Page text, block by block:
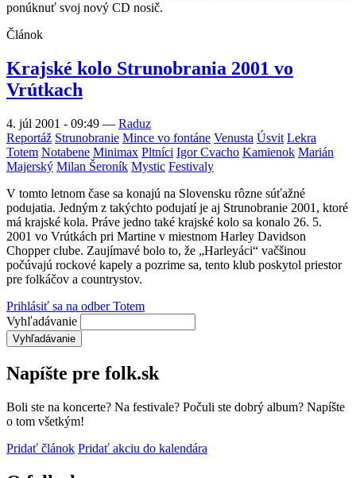
ponúknuť svoj nový CD nosič.
Článok
Krajské kolo Strunobrania 2001 vo
Vrútkach
4. júl 2001 - 09:49 — Raduz
Reportáž Strunobranie Mince vo fontáne Venusta Úsvit Lekra
Totem Notabene Minimax Pltníci Igor Cvacho Kamienok Marián
Majerský Milan Šeroník Mystic Festivaly
V tomto letnom čase sa konajú na Slovensku rôzne súťažné
podujatia. Jedným z takýchto podujatí je aj Strunobranie 2001, ktoré
má krajské kola. Práve jedno také krajské kolo sa konalo 26. 5.
2001 vo Vrútkách pri Martine v miestnom Harley Davidson
Chopper clube. Zaujímavé bolo to, že „Harleyáci“ vačšinou
počúvajú rockové kapely a pozrime sa, tento klub poskytol priestor
pre folkáčov a countrystov.
Prihlásiť sa na odber Totem
Vyhľadávanie
Napíšte pre folk.sk
Boli ste na koncerte? Na festivale? Počuli ste dobrý album? Napíšte
o tom všetkým!
Pridať článok Pridať akciu do kalendára